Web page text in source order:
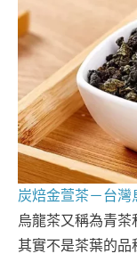
炭焙金萱茶－台灣
烏龍茶又稱為青
其實不是茶葉的品